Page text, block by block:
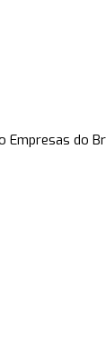
Empresas do